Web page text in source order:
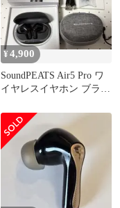
Sound、ノイズキャンセ
リン 432348d7
¥4,900
SoundPEATS Air5 Pro ワ
イヤレスイヤホン ブラッ